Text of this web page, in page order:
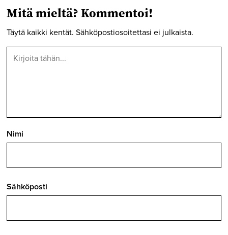
Mitä mieltä? Kommentoi!
Täytä kaikki kentät. Sähköpostiosoitettasi ei julkaista.
Nimi
Sähköposti